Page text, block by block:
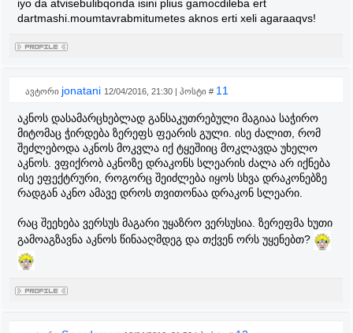
iyo da atvisebulibqonda isini plius gamocdileba ert
dartmashi.moumtavrabmitumetes aknos erti xeli agaraaqvs!
ავტორი jonatani 12/04/2016, 21:30 | პოსტი # 11
აკნოს დასამარცხებლად განსაკუთრებული მაგიაა საჭირო
მიტომაც ჭირდება ზერეფს ფეარის გული. ისე ძალით, რომ
შეძლებოდა აკნოს მოკვლა იქ ტყეშიიც მოკლავდა უხელო
აკნოს. ვფიქრობ აკნოზე დრაკონს სლეარის ძალა არ იქნება
ისე ეფექტრური, როგორც შეიძლება იყოს სხვა დრაკონებზე
რადგან აკნო ამავე დროს თვითონაა დრაკონ სლეარი.
რაც შეეხება ვერსუს მაგარი უყაზრო ვერსუსია. ზერეფმა ხუთი
გამოაგზავნა აკნოს წინააღმდეგ და თქვენ ორს უყენებთ?